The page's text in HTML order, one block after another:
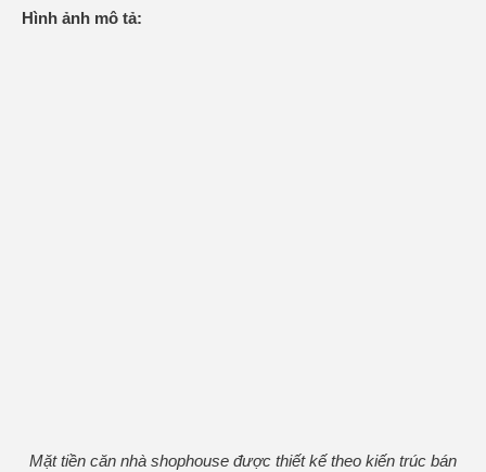
Hình ảnh mô tả:
Mặt tiền căn nhà shophouse được thiết kế theo kiến trúc bán